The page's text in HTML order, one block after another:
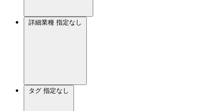
詳細業種 指定なし
タグ 指定なし